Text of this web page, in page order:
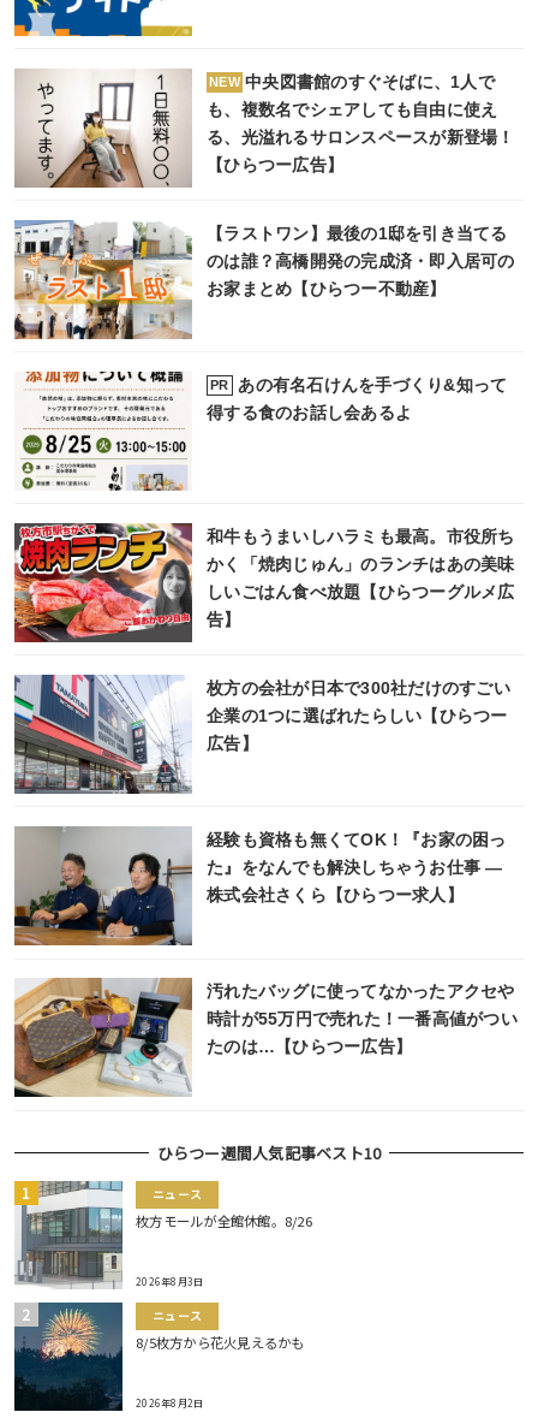
NEW 中央図書館のすぐそばに、1人で
も、複数名でシェアしても自由に使え
る、光溢れるサロンスペースが新登場！
【ひらつー広告】
【ラストワン】最後の1邸を引き当てる
のは誰？高橋開発の完成済・即入居可の
お家まとめ【ひらつー不動産】
PR
あの有名石けんを手づくり&知って
得する食のお話し会あるよ
和牛もうまいしハラミも最高。市役所ち
かく「焼肉じゅん」のランチはあの美味
しいごはん食べ放題【ひらつーグルメ広
告】
枚方の会社が日本で300社だけのすごい
企業の1つに選ばれたらしい【ひらつー
広告】
経験も資格も無くてOK！『お家の困っ
た』をなんでも解決しちゃうお仕事 ―
株式会社さくら【ひらつー求人】
汚れたバッグに使ってなかったアクセや
時計が55万円で売れた！一番高値がつい
たのは…【ひらつー広告】
ひらつー週間人気記事ベスト10
ニュース
枚方モールが全館休館。8/26
2026年8月3日
ニュース
8/5枚方から花火見えるかも
2026年8月2日